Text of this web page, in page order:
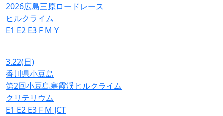
2026広島三原ロードレース
ヒルクライム
E1 E2 E3 F M Y
3.22(日)
香川県小豆島
第2回小豆島寒霞渓ヒルクライム
クリテリウム
E1 E2 E3 F M JCT